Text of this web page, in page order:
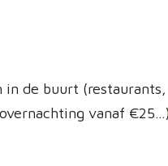
de buurt (restaurants,
vanaf €25…)